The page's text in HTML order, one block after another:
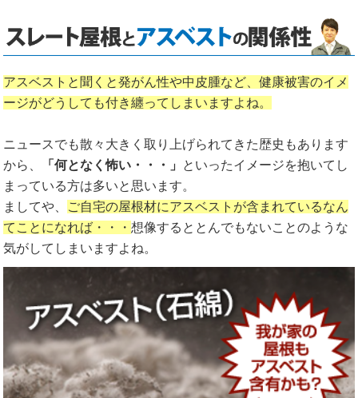
アスベストと聞くと発がん性や中皮腫など、健康被害のイメ
ージがどうしても付き纏ってしまいますよね。
ニュースでも散々大きく取り上げられてきた歴史もあります
から、
「何となく怖い・・・」 といったイメージを抱いてし
まっている方は多いと思います。
ましてや、 ご自宅の屋根材にアスベストが含まれているなん
てことになれば・・・想像するととんでもないことのような
気がしてしまいますよね。